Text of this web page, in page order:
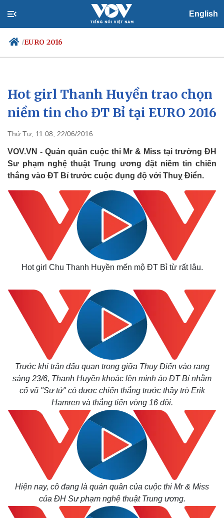
English
/EURO 2016
Chính trị
Đảng
Tổ chức nhân sự
Nhận diện sự thật
Xã hội
Tin 24h
Dự báo thời tiết
Việc làm
Biển đảo
Hot girl Thanh Huyền trao chọn
niềm tin cho ĐT Bỉ tại EURO 2016
Thứ Tư, 11:08, 22/06/2016
VOV.VN - Quán quân cuộc thi Mr & Miss tại trường ĐH
Sư phạm nghệ thuật Trung ương đặt niềm tin chiến
thắng vào ĐT Bỉ trước cuộc đụng độ với Thuỵ Điển.
Hot girl Chu Thanh Huyền mến mộ ĐT Bỉ từ rất lâu.
Trước khi trận đấu quan trọng giữa Thuỵ Điển vào rạng
sáng 23/6, Thanh Huyền khoác lên mình áo ĐT Bỉ nhằm
cổ vũ "Sư tử" có được chiến thắng trước thầy trò Erik
Hamren và thẳng tiến vòng 16 đội.
Hiện nay, cô đang là quán quân của cuộc thi Mr & Miss
của ĐH Sư phạm nghệ thuật Trung ương.